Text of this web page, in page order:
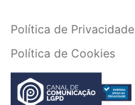
Política de Privacidade
Política de Cookies